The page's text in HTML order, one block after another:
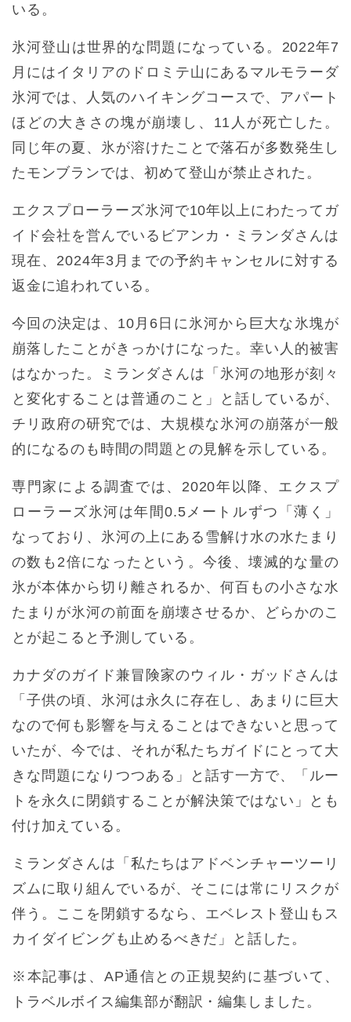
いる。
氷河登山は世界的な問題になっている。2022年7
月にはイタリアのドロミテ山にあるマルモラーダ
氷河では、人気のハイキングコースで、アパート
ほどの大きさの塊が崩壊し、11人が死亡した。
同じ年の夏、氷が溶けたことで落石が多数発生し
たモンブランでは、初めて登山が禁止された。
エクスプローラーズ氷河で10年以上にわたってガ
イド会社を営んでいるビアンカ・ミランダさんは
現在、2024年3月までの予約キャンセルに対する
返金に追われている。
今回の決定は、10月6日に氷河から巨大な氷塊が
崩落したことがきっかけになった。幸い人的被害
はなかった。ミランダさんは「氷河の地形が刻々
と変化することは普通のこと」と話しているが、
チリ政府の研究では、大規模な氷河の崩落が一般
的になるのも時間の問題との見解を示している。
専門家による調査では、2020年以降、エクスプ
ローラーズ氷河は年間0.5メートルずつ「薄く」
なっており、氷河の上にある雪解け水の水たまり
の数も2倍になったという。今後、壊滅的な量の
氷が本体から切り離されるか、何百もの小さな水
たまりが氷河の前面を崩壊させるか、どらかのこ
とが起こると予測している。
カナダのガイド兼冒険家のウィル・ガッドさんは
「子供の頃、氷河は永久に存在し、あまりに巨大
なので何も影響を与えることはできないと思って
いたが、今では、それが私たちガイドにとって大
きな問題になりつつある」と話す一方で、「ルー
トを永久に閉鎖することが解決策ではない」とも
付け加えている。
ミランダさんは「私たちはアドベンチャーツーリ
ズムに取り組んでいるが、そこには常にリスクが
伴う。ここを閉鎖するなら、エベレスト登山もス
カイダイビングも止めるべきだ」と話した。
※本記事は、AP通信との正規契約に基づいて、
トラベルボイス編集部が翻訳・編集しました。